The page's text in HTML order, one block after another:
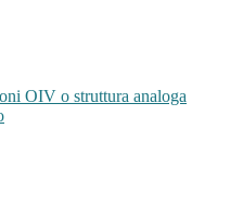
OIV o struttura analoga